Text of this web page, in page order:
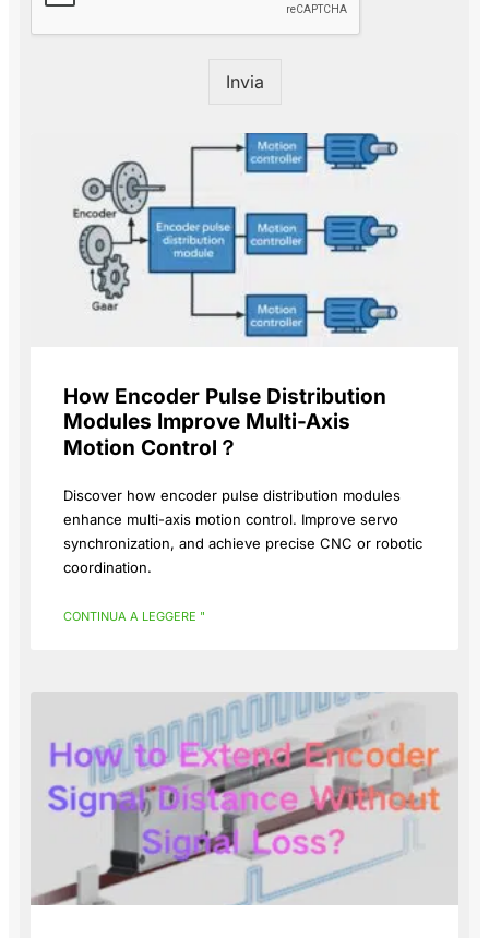
Invia
How Encoder Pulse Distribution
Modules Improve Multi-Axis
Motion Control？
Discover how encoder pulse distribution modules
enhance multi-axis motion control. Improve servo
synchronization, and achieve precise CNC or robotic
coordination.
CONTINUA A LEGGERE "